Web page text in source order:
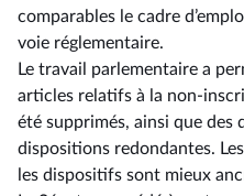
comparables le cadre
voie réglementaire.
Le travail parlementaire a
articles relatifs à la non-
été supprimés, ainsi que des
dispositions redondantes.
les dispositifs sont mieux